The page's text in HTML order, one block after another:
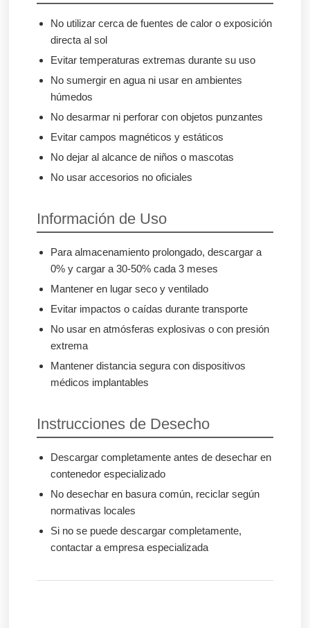
No utilizar cerca de fuentes de calor o exposición
directa al sol
Evitar temperaturas extremas durante su uso
No sumergir en agua ni usar en ambientes
húmedos
No desarmar ni perforar con objetos punzantes
Evitar campos magnéticos y estáticos
No dejar al alcance de niños o mascotas
No usar accesorios no oficiales
Información de Uso
Para almacenamiento prolongado, descargar a
0% y cargar a 30-50% cada 3 meses
Mantener en lugar seco y ventilado
Evitar impactos o caídas durante transporte
No usar en atmósferas explosivas o con presión
extrema
Mantener distancia segura con dispositivos
médicos implantables
Instrucciones de Desecho
Descargar completamente antes de desechar en
contenedor especializado
No desechar en basura común, reciclar según
normativas locales
Si no se puede descargar completamente,
contactar a empresa especializada